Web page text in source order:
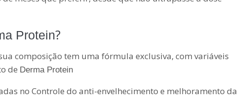
Protein?
composição tem uma fórmula exclusiva, com variáveis
de Derma Protein
no Controle do anti-envelhecimento e melhoramento da